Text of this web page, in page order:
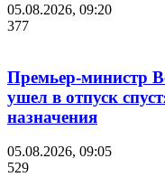
05.08.2026, 09:20
377
Премьер-министр
ушел в отпуск
назначения
05.08.2026, 09:05
529